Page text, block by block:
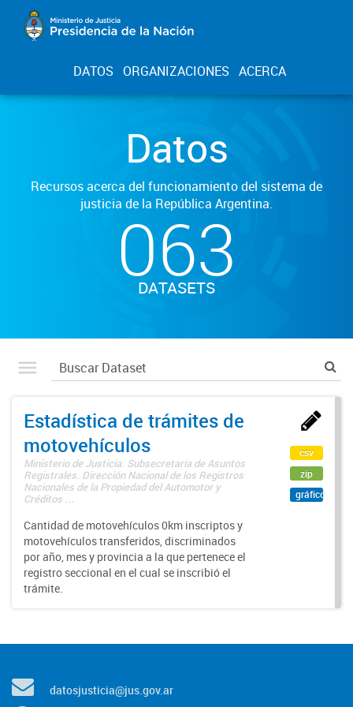
DATOS ORGANIZACIONES ACERCA
Datos
Recursos acerca del funcionamiento del sistema de
justicia de la República Argentina.
063
DATASETS
Estadística de trámites de
motovehículos
Ministerio de Justicia. Subsecretaría de Asuntos
Registrales. Dirección Nacional de los Registros
Nacionales de la Propiedad del Automotor y
Créditos ...
Cantidad de motovehículos 0km inscriptos y
motovehículos transferidos, discriminados
por año, mes y provincia a la que pertenece el
registro seccional en el cual se inscribió el
trámite.
csv
zip
gráfico
datosjusticia@jus.gov.ar